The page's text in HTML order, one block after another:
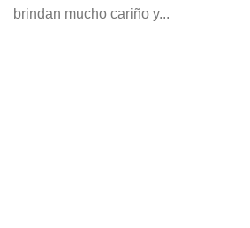
brindan mucho cariño y...